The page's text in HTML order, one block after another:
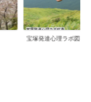
宝塚発達心理ラボ図書